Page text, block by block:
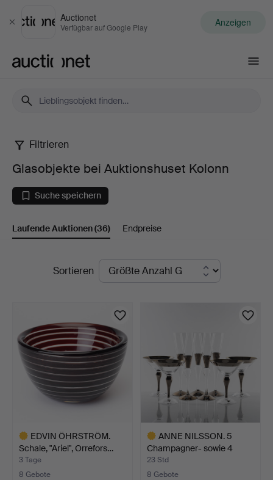
Schließen
Auctionet
Verfügbar auf Google Play Anzeigen
Glasobjekte
bei
Auktionshuset
Kolonn
Filtrieren
Glasobjekte bei Auktionshuset Kolonn
Suche speichern
Laufende Auktionen(36) Endpreise
LaufendeSortieren
EDVIN ÖHRSTRÖM.
Schale, "Ariel", Orrefors…
3 Tage
8 Gebote
ANNE NILSSON. 5
Champagner- sowie 4
Cockta…
23 Std
8 Gebote